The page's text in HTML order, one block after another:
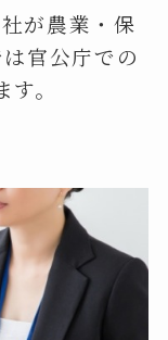
が農業・保
官公庁での
。